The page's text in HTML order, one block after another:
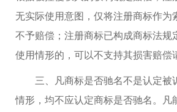
无实际使用意图，仅将注册商标作为
不予赔偿；注册商标已构成商标法规
使用情形的，可以不支持其损害赔偿
三、凡商标是否驰名不是认定被
情形，均不应认定商标是否驰名。凡